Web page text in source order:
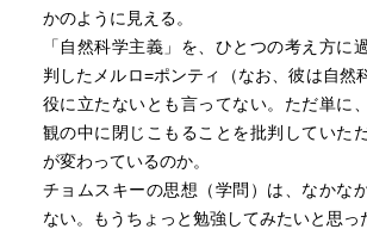
与えてくれるものである。言語学と脳科
的な学問区分及び研究文化を異にして発
士の交流・相互理解は，データの提示方
り方を初めとする種々の「研究習慣」の
単には行かない。自らの分野の「習慣」
く，相手の分野の成果を学ぼうとする態
れよう。言語を研究する脳科学者が，生
かのように見える。
「自然科学主義」を、ひとつの考え方に
判したメルロ=ポンティ（なお、彼は自然
役に立たないとも言ってない。ただ単に
観の中に閉じこもることを批判していた
が変わっているのか。
チョムスキーの思想（学問）は、なかな
ない。もうちょっと勉強してみたいと思っ